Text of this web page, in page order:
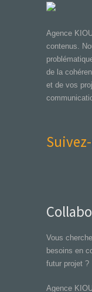
Agence
contenus.
de la
et de vos
Vous
besoins en
futur projet ?
Agence